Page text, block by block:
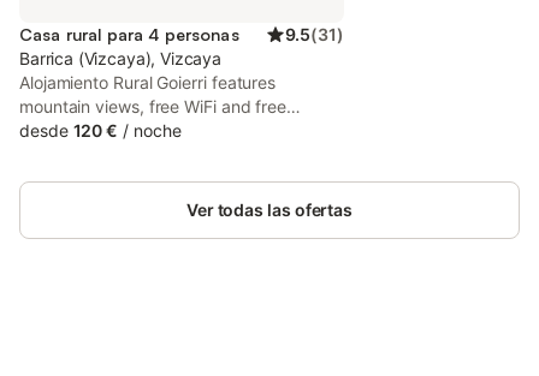
Casa rural para 4 personas 9.5(31)
Barrica (Vizcaya), Vizcaya
Alojamiento Rural Goierri features
mountain views, free WiFi and free
private parking, located in Barrika, 13 km
entrance at the country house for the
convenience of those who stay.
desde 120 € / noche
Ver todas las ofertas